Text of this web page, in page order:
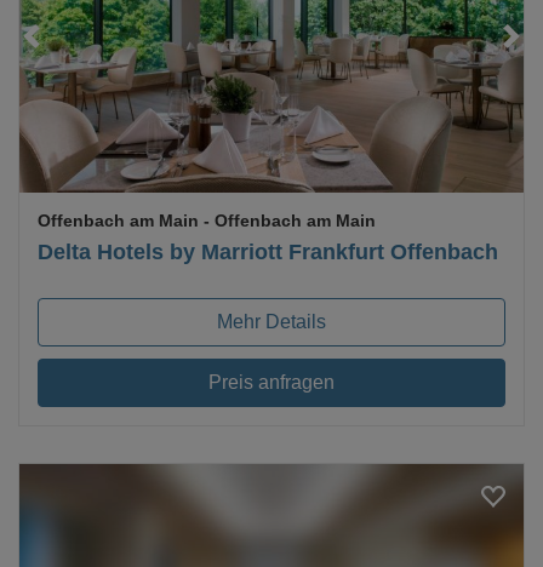
Delta Hotels by Marriott Frankfurt Offenbach
Offenbach am Main - Offenbach am Main
Mehr Details
Preis anfragen